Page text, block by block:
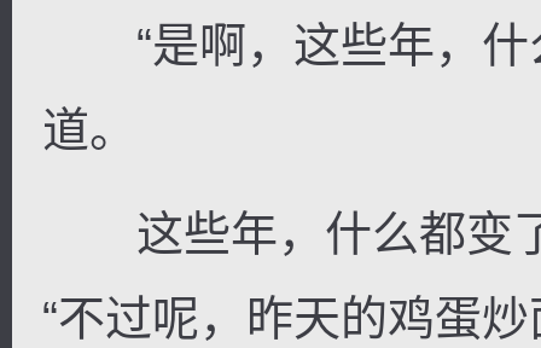
“是啊，这些年，什
道。
这些年，什么都变
“不过呢，昨天的鸡蛋